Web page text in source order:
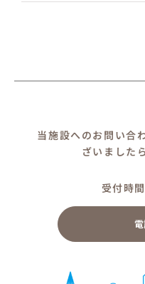
当施設へのお問い合
ざいました
受付時